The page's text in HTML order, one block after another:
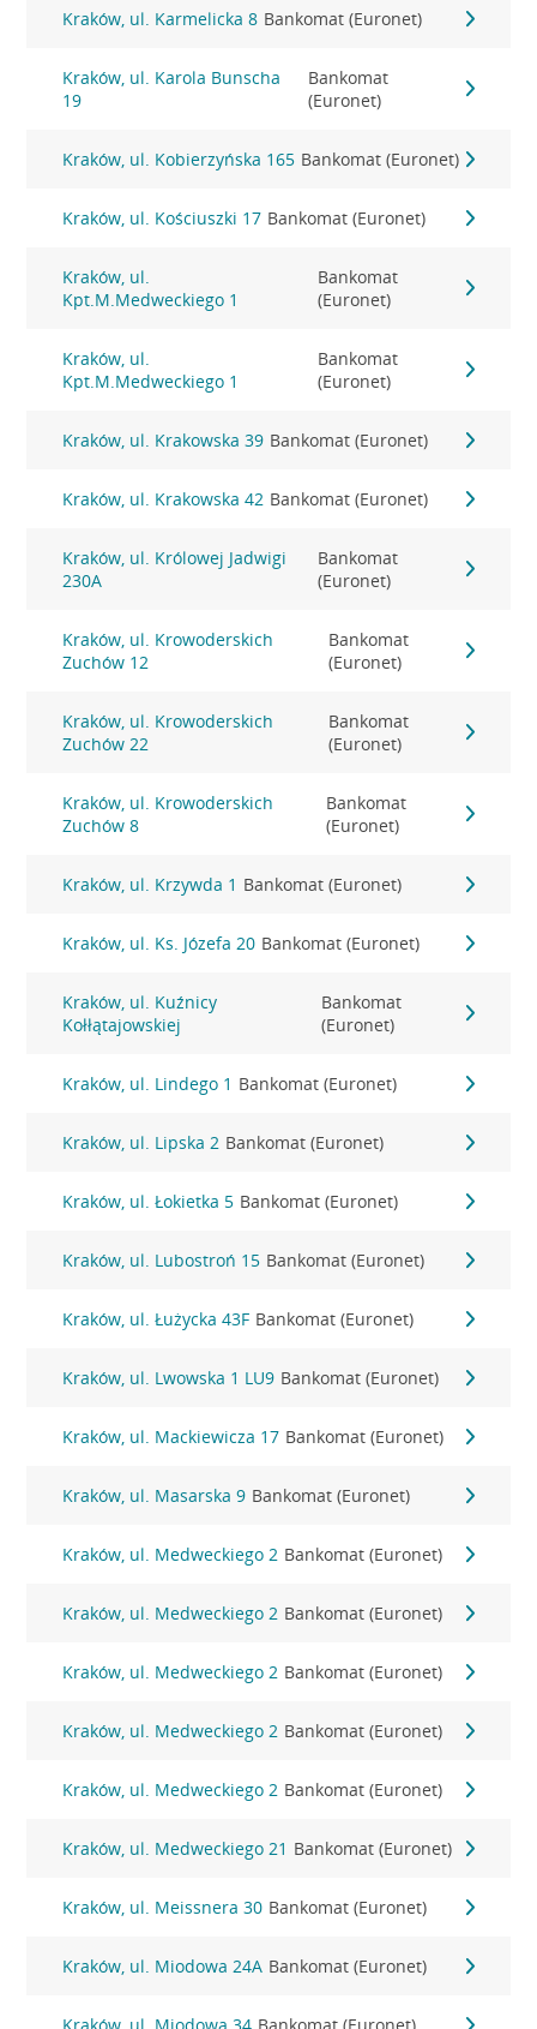
Kraków, ul. Karmelicka 8 Bankomat (Euronet)
Kraków, ul. Karola Bunscha
19
Bankomat
(Euronet)
Kraków, ul. Kobierzyńska 165 Bankomat (Euronet)
Kraków, ul. Kościuszki 17 Bankomat (Euronet)
Kraków, ul.
Kpt.M.Medweckiego 1
Bankomat
(Euronet)
Kraków, ul.
Kpt.M.Medweckiego 1
Bankomat
(Euronet)
Kraków, ul. Krakowska 39 Bankomat (Euronet)
Kraków, ul. Krakowska 42 Bankomat (Euronet)
Kraków, ul. Królowej Jadwigi
230A
Bankomat
(Euronet)
Kraków, ul. Krowoderskich
Zuchów 12
Bankomat
(Euronet)
Kraków, ul. Krowoderskich
Zuchów 22
Bankomat
(Euronet)
Kraków, ul. Krowoderskich
Zuchów 8
Bankomat
(Euronet)
Kraków, ul. Krzywda 1 Bankomat (Euronet)
Kraków, ul. Ks. Józefa 20 Bankomat (Euronet)
Kraków, ul. Kuźnicy
Kołłątajowskiej
Bankomat
(Euronet)
Kraków, ul. Lindego 1 Bankomat (Euronet)
Kraków, ul. Lipska 2 Bankomat (Euronet)
Kraków, ul. Łokietka 5 Bankomat (Euronet)
Kraków, ul. Lubostroń 15 Bankomat (Euronet)
Kraków, ul. Łużycka 43F Bankomat (Euronet)
Kraków, ul. Lwowska 1 LU9 Bankomat (Euronet)
Kraków, ul. Mackiewicza 17 Bankomat (Euronet)
Kraków, ul. Masarska 9 Bankomat (Euronet)
Kraków, ul. Medweckiego 2 Bankomat (Euronet)
Kraków, ul. Medweckiego 2 Bankomat (Euronet)
Kraków, ul. Medweckiego 2 Bankomat (Euronet)
Kraków, ul. Medweckiego 2 Bankomat (Euronet)
Kraków, ul. Medweckiego 2 Bankomat (Euronet)
Kraków, ul. Medweckiego 21 Bankomat (Euronet)
Kraków, ul. Meissnera 30 Bankomat (Euronet)
Kraków, ul. Miodowa 24A Bankomat (Euronet)